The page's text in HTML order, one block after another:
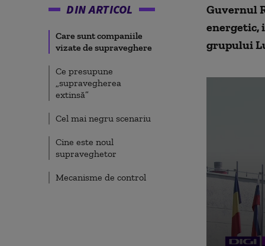
DIN ARTICOL
Care sunt companiile
vizate de supraveghere
Ce presupune
„supravegherea
extinsă”
Cel mai negru scenariu
Cine este noul
supraveghetor
Mecanisme de control
Guvernul
energetic,
grupului